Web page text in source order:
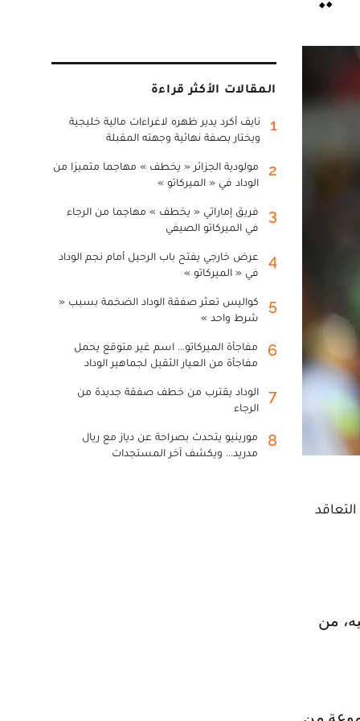
من
المقالات الأكثر قراءة
1
نايف أكرد يدير ظهره لاغراءات مالية خليجية
ويختار بصفة نهائية وجهته المقبلة
2
مولودية الجزائر « يخطف » مهاجما متميزا من
الوداد في « الميركاتو »
3
فريق إماراتي « يخطف » مهاجما من الرجاء
في الميركاتو الصيفي
4
عرض خارجي يفتح باب الرحيل أمام نجم الوداد
في « الميركاتو »
5
كواليس تعثر صفقة الوداد الضخمة بسبب «
شرط واحد »
6
مفاجأة الميركاتو... اسم غير متوقع يحمل
مفاجأة من العيار الثقيل لجماهير الوداد
7
الوداد يقترب من خطف صفقة جديدة من
الرجاء
8
مورينيو يتحدث بصراحة عن دياز مع ريال
مدريد... ويكشف آخر المستجدات